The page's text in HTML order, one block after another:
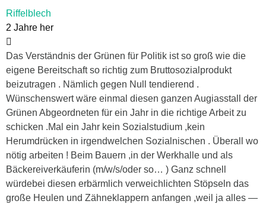
Riffelblech
2 Jahre her
Das Verständnis der Grünen für Politik ist so groß wie die
eigene Bereitschaft so richtig zum Bruttosozialprodukt
beizutragen . Nämlich gegen Null tendierend .
Wünschenswert wäre einmal diesen ganzen Augiasstall der
Grünen Abgeordneten für ein Jahr in die richtige Arbeit zu
schicken .Mal ein Jahr kein Sozialstudium ,kein
Herumdrücken in irgendwelchen Sozialnischen . Überall wo
nötig arbeiten ! Beim Bauern ,in der Werkhalle und als
Bäckereiverkäuferin (m/w/s/oder so… ) Ganz schnell
würdebei diesen erbärmlich verweichlichten Stöpseln das
große Heulen und Zähneklappern anfangen ,weil ja alles —